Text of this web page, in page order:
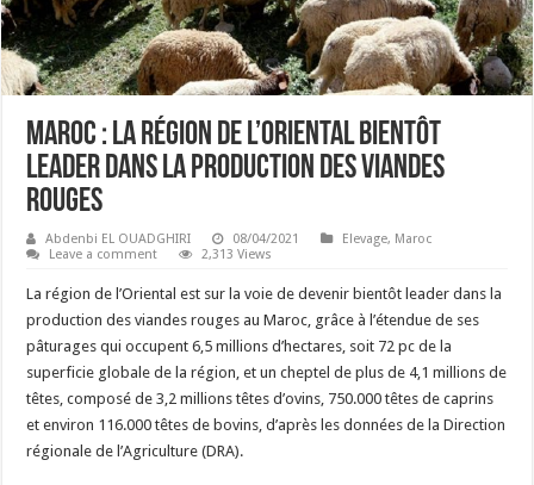
Maroc : La Région de l’Oriental bientôt
leader dans la production des viandes
rouges
Abdenbi EL OUADGHIRI 08/04/2021 Elevage, Maroc
Leave a comment
2,313 Views
La région de l’Oriental est sur la voie de devenir bientôt leader dans la
production des viandes rouges au Maroc, grâce à l’étendue de ses
pâturages qui occupent 6,5 millions d’hectares, soit 72 pc de la
superficie globale de la région, et un cheptel de plus de 4,1 millions de
têtes, composé de 3,2 millions têtes d’ovins, 750.000 têtes de caprins
et environ 116.000 têtes de bovins, d’après les données de la Direction
régionale de l’Agriculture (DRA).